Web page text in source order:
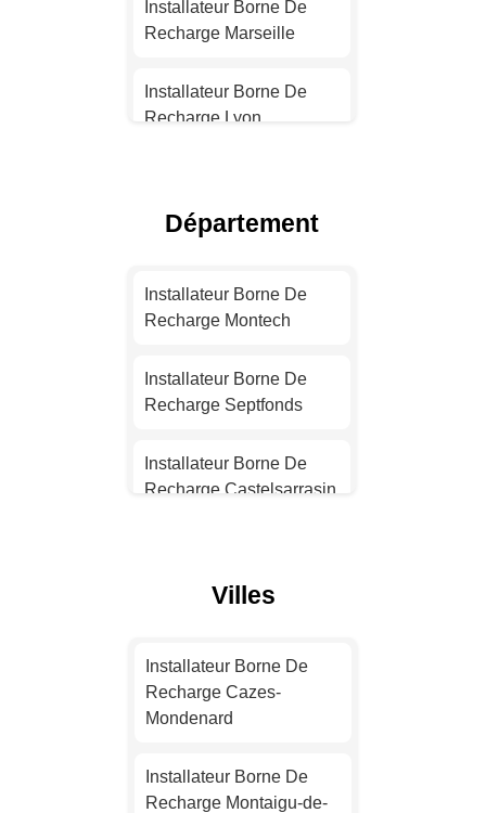
Installateur Borne De
Recharge Marseille
Installateur Borne De
Recharge Lyon
Recharge Nice
Recharge Nantes
Recharge Strasbourg
Installateur Borne De
Installateur Borne De
Recharge Lille
Installateur Borne De
Recharge Rennes
Département
Installateur Borne De
Recharge Montech
Installateur Borne De
Recharge Septfonds
Installateur Borne De
Recharge Castelsarrasin
Recharge La Ville-Dieu-
du-Temple
Recharge Moissac
Villes
Installateur Borne De
Recharge Cazes-
Mondenard
Installateur Borne De
Recharge Montaigu-de-